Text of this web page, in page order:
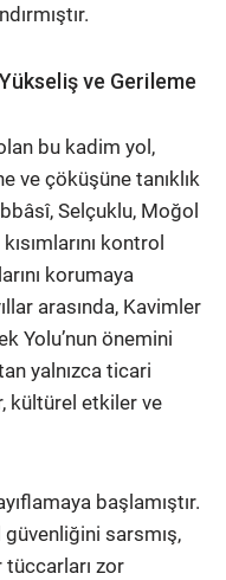
ve Gerileme
bu kadim yol,
ve çöküşüne tanıklık
Selçuklu, Moğol
kontrol
korumaya
arasında, Kavimler
Yolu’nun önemini
yalnızca ticari
kültürel etkiler ve
başlamıştır.
sarsmış,
tüccarları zor